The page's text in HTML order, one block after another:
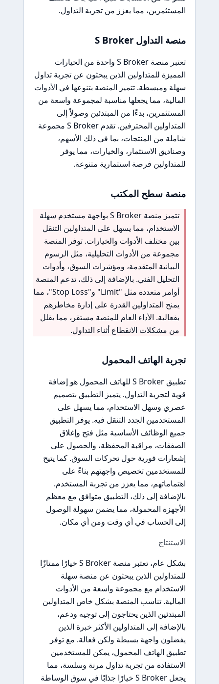
المستثمرين، مما يعزز من تجربة التداول.
منصة التداول S Broker
تعتبر منصة S Broker واحدة من الخيارات
المميزة للمتداولين الذين يبحثون عن تجربة تداول
سهلة ومبسطة. تتميز المنصة بتنوعها في الأدوات
المالية، مما يجعلها مناسبة لمجموعة واسعة من
المستثمرين، بدءًا من المبتدئين وصولاً إلى
المتداولين المحترفين. تقدم S Broker مجموعة
شاملة من المنتجات، بما في ذلك الأسهم،
وصناديق الاستثمار، والخيارات، مما يوفر
للمتداولين فرصة استثمارية متنوعة.
منصة سطح المكتب
تتميز منصة S Broker بواجهة مستخدم سهلة
الاستخدام، مما يسهل على المتداولين التنقل
بين مختلف الأدوات والخيارات. توفر المنصة
مجموعة من الأدوات التحليلية، مثل الرسوم
البيانية المتقدمة، ومؤشرات السوق، وأدوات
التحليل الفني. بالإضافة إلى ذلك، تدعم المنصة
أوامر متعددة مثل "Limit" و"Stop Loss"، مما
يمنح المتداولين القدرة على إدارة مخاطرهم
بفعالية. الأداء العام للمنصة مستقر، مما يقلل
من مشكلات الانقطاع أثناء التداول.
تجربة الهاتف المحمول
تطبيق S Broker للهاتف المحمول هو إضافة
قوية لتجربة التداول. يتميز التطبيق بتصميم
عصري وسهل الاستخدام، مما يسهل على
المستخدمين الجدد التنقل فيه. يوفر التطبيق
جميع الوظائف الأساسية مثل فتح وإغلاق
الصفقات، مراقبة المحفظة، والحصول على
إشعارات فورية حول تحركات السوق. كما يتيح
للمستخدمين تخصيص واجهتهم بناءً على
اهتماماتهم، مما يعزز من تجربة المستخدم.
بالإضافة إلى ذلك، التطبيق متوافق مع معظم
الأجهزة المحمولة، مما يضمن سهولة الوصول
إلى الحساب في أي وقت ومن أي مكان.
الاستنتاج
بشكل عام، تعتبر منصة S Broker خيارًا ممتازًا
للمتداولين الذين يبحثون عن منصة سهلة
الاستخدام مع مجموعة واسعة من الأدوات
المالية. تناسب المنصة بشكل خاص المتداولين
المبتدئين الذين يحتاجون إلى توجيه ودعم،
بالإضافة إلى المتداولين الأكثر خبرة الذين
يفضلون واجهة بسيطة ولكن فعالة. مع توفر
تطبيق الهاتف المحمول، يمكن للمستخدمين
الاستفادة من تجربة تداول مرنة وسلسة، مما
يجعل S Broker خيارًا جذابًا في سوق الوساطة